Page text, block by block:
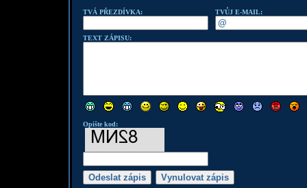
TVÁ PŘEZDÍVKA: TVŮJ E-MAIL:
TEXT ZÁPISU:
Opište kod: